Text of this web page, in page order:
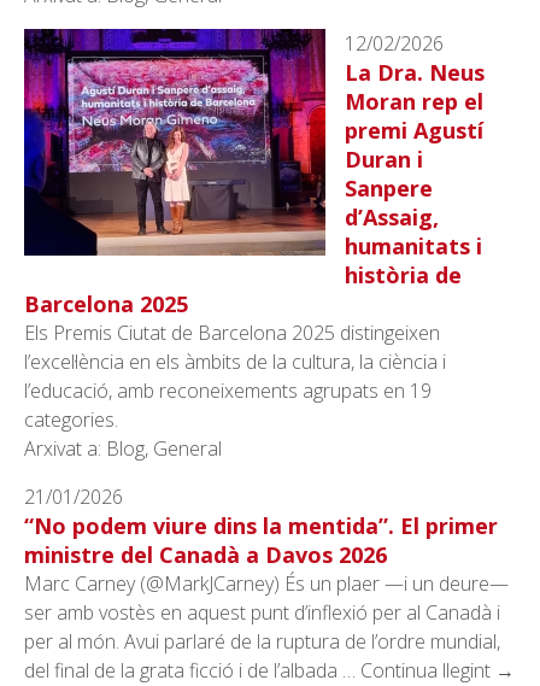
12/02/2026
La Dra. Neus
Moran rep el
premi Agustí
Duran i
Sanpere
d’Assaig,
humanitats i
història de
Barcelona 2025
Els Premis Ciutat de Barcelona 2025 distingeixen
l’excel·lència en els àmbits de la cultura, la ciència i
l’educació, amb reconeixements agrupats en 19
categories.
Arxivat a: Blog, General
21/01/2026
“No podem viure dins la mentida”. El primer
ministre del Canadà a Davos 2026
Marc Carney (@MarkJCarney) És un plaer —i un deure—
ser amb vostès en aquest punt d’inflexió per al Canadà i
per al món. Avui parlaré de la ruptura de l’ordre mundial,
del final de la grata ficció i de l’albada … Continua llegint →